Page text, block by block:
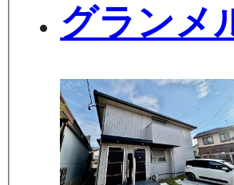
グランメ